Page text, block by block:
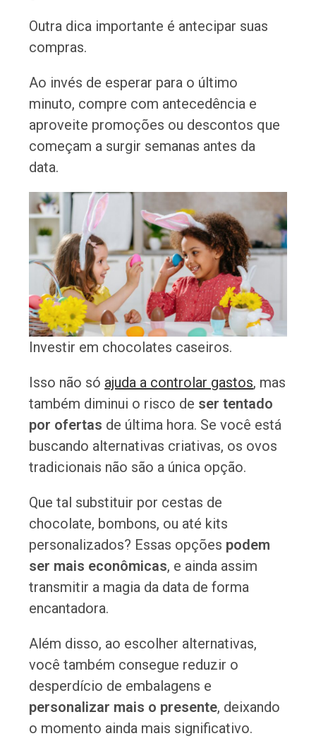
Outra dica importante é antecipar suas
compras.
Ao invés de esperar para o último
minuto, compre com antecedência e
aproveite promoções ou descontos que
começam a surgir semanas antes da
data.
Investir em chocolates caseiros.
Isso não só ajuda a controlar gastos, mas
também diminui o risco de ser tentado
por ofertas de última hora. Se você está
buscando alternativas criativas, os ovos
tradicionais não são a única opção.
Que tal substituir por cestas de
chocolate, bombons, ou até kits
personalizados? Essas opções podem
ser mais econômicas, e ainda assim
transmitir a magia da data de forma
encantadora.
Além disso, ao escolher alternativas,
você também consegue reduzir o
desperdício de embalagens e
personalizar mais o presente, deixando
o momento ainda mais significativo.